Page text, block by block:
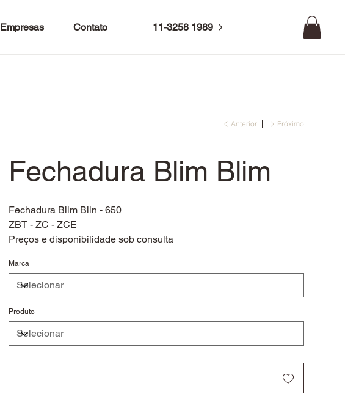
Empresas Contato 11-3258 1989
Anterior Próximo
Fechadura Blim Blim
Fechadura Blim Blin - 650
ZBT - ZC - ZCE
Preços e disponibilidade sob consulta
Marca
Produto